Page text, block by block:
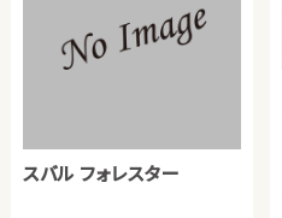
スバル フォレスター
116.6（税込）
万円
54.8（税込）
万円